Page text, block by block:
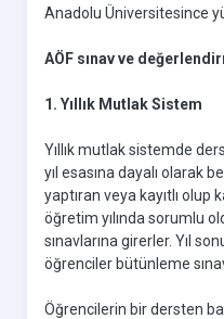
Anadolu Üniversitesince
AÖF sınav ve
1. Yıllık Mutlak Sistem
Yıllık mutlak sistemde
yıl esasına dayalı olarak
yaptıran veya kayıtlı olup
öğretim yılında sorumlu
sınavlarına girerler. Yıl
öğrenciler bütünleme
Öğrencilerin bir dersten